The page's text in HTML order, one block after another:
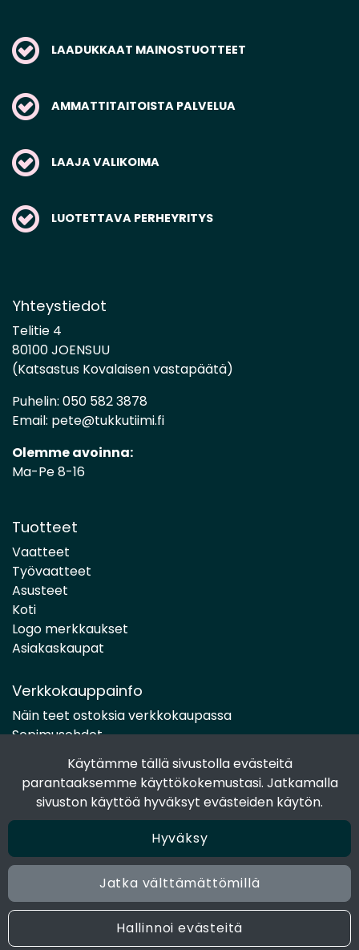
Käytämme tällä sivustolla evästeitä
parantaaksemme käyttökokemustasi. Jatkamalla
sivuston käyttöä hyväksyt evästeiden käytön.
Hyväksy
Jatka välttämättömillä
Hallinnoi evästeitä
LAADUKKAAT MAINOSTUOTTEET
AMMATTITAITOISTA PALVELUA
LAAJA VALIKOIMA
LUOTETTAVA PERHEYRITYS
Yhteystiedot
Telitie 4
80100 JOENSUU
(Katsastus Kovalaisen vastapäätä)
Puhelin: 050 582 3878
Email: pete@tukkutiimi.fi
Olemme avoinna:
Ma-Pe 8-16
Tuotteet
Vaatteet
Työvaatteet
Asusteet
Koti
Logo merkkaukset
Asiakaskaupat
Verkkokauppainfo
Näin teet ostoksia verkkokaupassa
Sopimusehdot
Toimitustavat
Maksutavat
Tietosuojaseloste
Seuraa sosiaalisessa mediassa
Facebook
Instagram